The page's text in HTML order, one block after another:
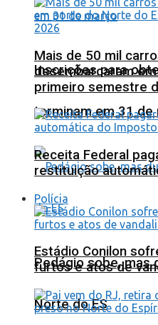
Inscrições para
terminam em 31 de
Pedágio sobe, mas
Norte do ES
Mais de 50 mil
desembarcaram
primeiro semestre
Receita Federal
restituição
Polícia
Estádio Conilon
furtos e atos de